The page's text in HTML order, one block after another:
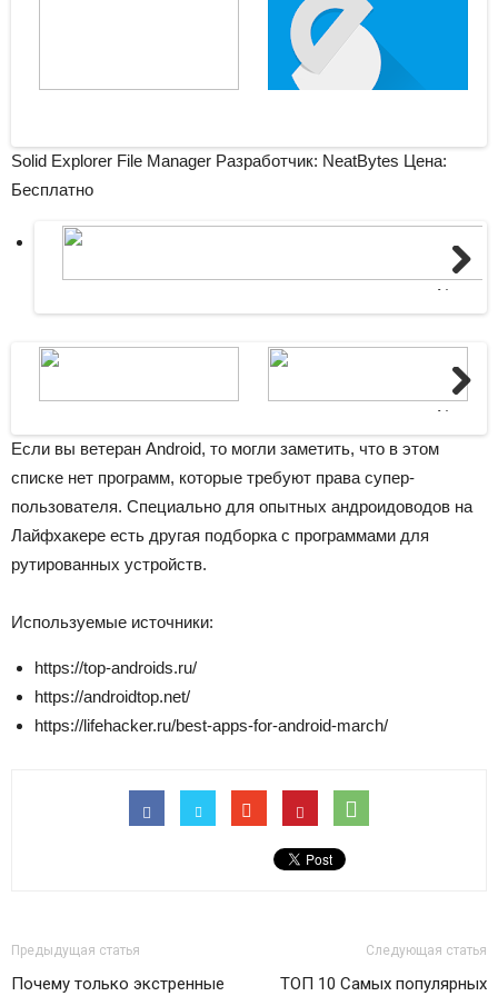
Solid Explorer File Manager Разработчик: NeatBytes Цена:
Бесплатно
Next
Next
Если вы ветеран Android, то могли заметить, что в этом
списке нет программ, которые требуют права супер-
пользователя. Специально для опытных андроидоводов на
Лайфхакере есть другая подборка с программами для
рутированных устройств.
Используемые источники:
https://top-androids.ru/
https://androidtop.net/
https://lifehacker.ru/best-apps-for-android-march/
Предыдущая статья
Почему только экстренные
Следующая статья
ТОП 10 Самых популярных